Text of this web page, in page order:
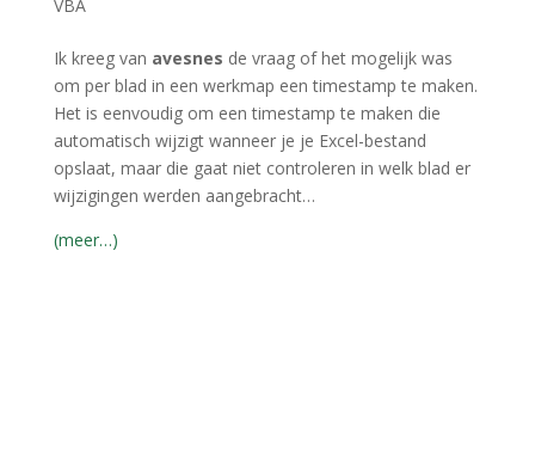
VBA
Ik kreeg van avesnes de vraag of het mogelijk was
om per blad in een werkmap een timestamp te maken.
Het is eenvoudig om een timestamp te maken die
automatisch wijzigt wanneer je je Excel-bestand
opslaat, maar die gaat niet controleren in welk blad er
wijzigingen werden aangebracht…
(meer…)